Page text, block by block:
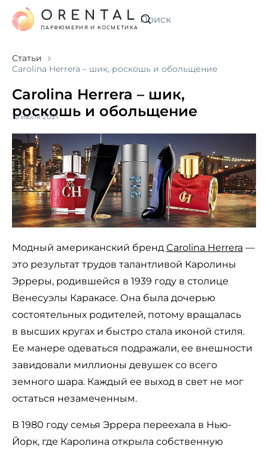
Искать
ORENTAL
ПАРФЮМЕРИЯ И КОСМЕТИКА
Статьи
Carolina Herrera – шик, роскошь и обольщение
Carolina Herrera – шик,
роскошь и обольщение
10 июля 2021
Модный американский бренд Carolina Herrera —
это результат трудов талантливой Каролины
Эрреры, родившейся в 1939 году в столице
Венесуэлы Каракасе. Она была дочерью
состоятельных родителей, потому вращалась
в высших кругах и быстро стала иконой стиля.
Ее манере одеваться подражали, ее внешности
завидовали миллионы девушек со всего
земного шара. Каждый ее выход в свет не мог
остаться незамеченным.
В 1980 году семья Эррера переехала в Нью-
Йорк, где Каролина открыла собственную